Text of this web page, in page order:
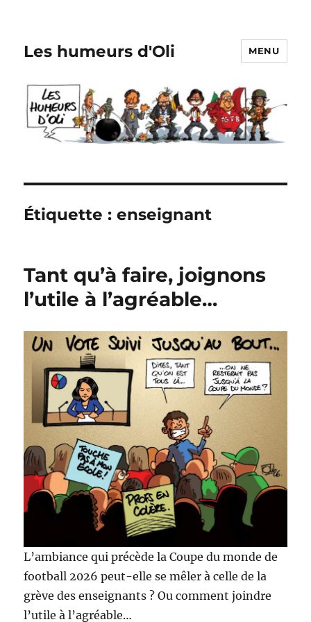
Les humeurs d'Oli MENU
Étiquette :enseignant
Tant qu’à faire, joignons
l’utile à l’agréable…
L’ambiance qui précède la Coupe du monde de
football 2026 peut-elle se mêler à celle de la
grève des enseignants ? Ou comment joindre
l’utile à l’agréable…